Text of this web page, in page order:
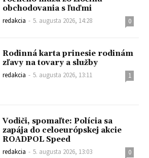
obchodovania s ľuďmi
redakcia - 5. augusta 2026, 14:28 0
Rodinná karta prinesie rodinám
zľavy na tovary a služby
redakcia - 5. augusta 2026, 13:11 1
Vodiči, spomaľte: Polícia sa
zapája do celoeurópskej akcie
ROADPOL Speed
redakcia - 5. augusta 2026, 13:03 0